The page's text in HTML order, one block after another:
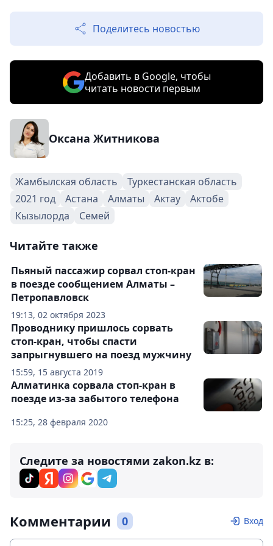
Поделитесь новостью
Добавить в Google, чтобы
читать новости первым
Оксана Житникова
Жамбылская область
Туркестанская область
2021 год
Астана Алматы Актау
Актобе
Кызылорда
Семей
Читайте также
19:13, 02 октября 2023
Пьяный пассажир сорвал стоп-кран
в поезде сообщением Алматы –
Петропавловск
15:59, 15 августа 2019
Проводнику пришлось сорвать
стоп-кран, чтобы спасти
запрыгнувшего на поезд мужчину
15:25, 28 февраля 2020
Алматинка сорвала стоп-кран в
поезде из-за забытого телефона
Следите за новостями zakon.kz в:
Комментарии 0 Вход